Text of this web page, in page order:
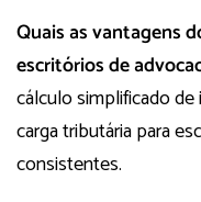
Quais as vantagens
escritórios de
cálculo simplificado
carga tributária para
consistentes.